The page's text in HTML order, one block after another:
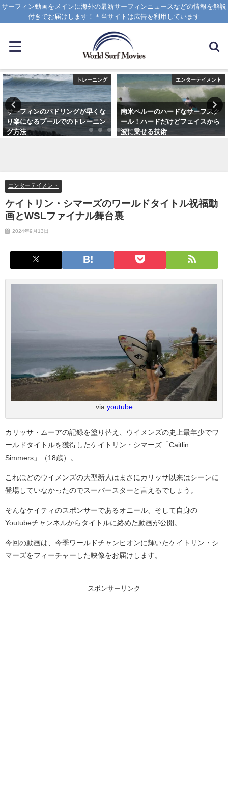
サーフィン動画をメインに海外の最新サーフィンニュースなどの情報を解説
付きでお届けします！＊当サイトは広告を利用しています
トレーニング
サーフィンのパドリングが早くな
り楽になるプールでのトレーニン
グ方法
エンターテイメント
南米ペルーのハードなサーフスク
ール！ハードだけどフェイスから
波に乗せる技術
エンターテイメント
ケイトリン・シマーズのワールドタイトル祝福動
画とWSLファイナル舞台裏
2024年9月13日
via youtube
カリッサ・ムーアの記録を塗り替え、ウイメンズの史上最年少でワ
ールドタイトルを獲得したケイトリン・シマーズ「Caitlin
Simmers」（18歳）。
これほどのウイメンズの大型新人はまさにカリッサ以来はシーンに
登場していなかったのでスーパースターと言えるでしょう。
そんなケイティのスポンサーであるオニール、そして自身の
Youtubeチャンネルからタイトルに絡めた動画が公開。
今回の動画は、今季ワールドチャンピオンに輝いたケイトリン・シ
マーズをフィーチャーした映像をお届けします。
スポンサーリンク